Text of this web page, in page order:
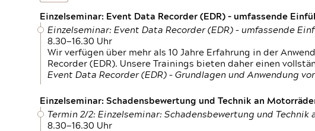
Einzelseminar: Event Data Recorder (EDR) – umfassende
Einzelseminar: Event Data Recorder (EDR) – umfassende
8.30—16.30 Uhr
Wir verfügen über mehr als 10 Jahre Erfahrung in der
Recorder (EDR). Unsere Trainings bieten daher einen
Event Data Recorder (EDR) – Grundlagen und Anwendung
Einzelseminar: Schadensbewertung und Technik an
Termin 2/2: Einzelseminar: Schadensbewertung und
8.30—16.30 Uhr